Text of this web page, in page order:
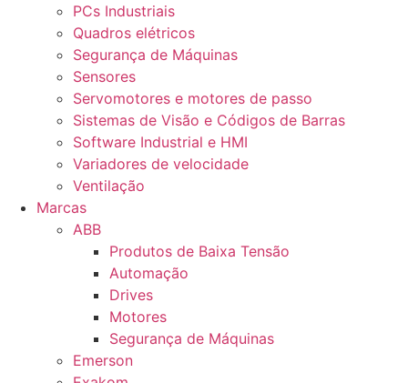
PCs Industriais
Quadros elétricos
Segurança de Máquinas
Sensores
Servomotores e motores de passo
Sistemas de Visão e Códigos de Barras
Software Industrial e HMI
Variadores de velocidade
Ventilação
Marcas
ABB
Produtos de Baixa Tensão
Automação
Drives
Motores
Segurança de Máquinas
Emerson